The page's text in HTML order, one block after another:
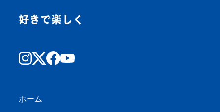
好きで楽しく
ホーム